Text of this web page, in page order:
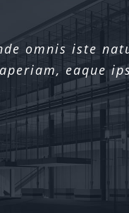
omnis iste
eaque
omnis iste
eaque